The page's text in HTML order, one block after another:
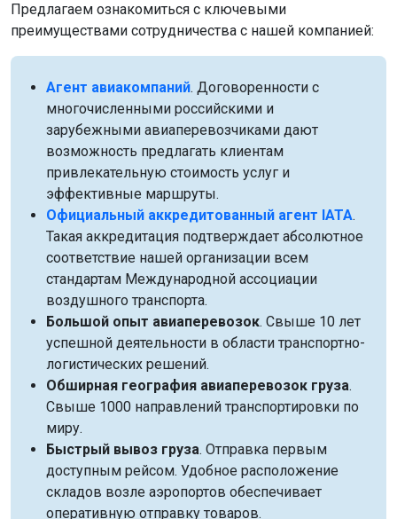
Предлагаем ознакомиться с ключевыми
преимуществами сотрудничества с нашей компанией:
Агент авиакомпаний. Договоренности с
многочисленными российскими и
зарубежными авиаперевозчиками дают
возможность предлагать клиентам
привлекательную стоимость услуг и
эффективные маршруты.
Официальный аккредитованный агент IATA.
Такая аккредитация подтверждает абсолютное
соответствие нашей организации всем
стандартам Международной ассоциации
воздушного транспорта.
Большой опыт авиаперевозок. Свыше 10 лет
успешной деятельности в области транспортно-
логистических решений.
Обширная география авиаперевозок груза.
Свыше 1000 направлений транспортировки по
миру.
Быстрый вывоз груза. Отправка первым
доступным рейсом. Удобное расположение
складов возле аэропортов обеспечивает
оперативную отправку товаров.